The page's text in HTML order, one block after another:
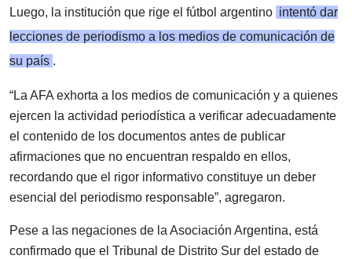
Luego, la institución que rige el fútbol argentino intentó dar
lecciones de periodismo a los medios de comunicación de
su país .
“La AFA exhorta a los medios de comunicación y a quienes
ejercen la actividad periodística a verificar adecuadamente
el contenido de los documentos antes de publicar
afirmaciones que no encuentran respaldo en ellos,
recordando que el rigor informativo constituye un deber
esencial del periodismo responsable”, agregaron.
Pese a las negaciones de la Asociación Argentina, está
confirmado que el Tribunal de Distrito Sur del estado de